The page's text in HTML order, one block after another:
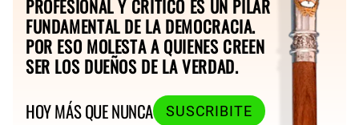
PROFESIONAL Y CRÍTICO ES UN PILAR
FUNDAMENTAL DE LA DEMOCRACIA.
POR ESO MOLESTA A QUIENES CREEN
SER LOS DUEÑOS DE LA VERDAD.
HOY MÁS QUE NUNCA
SUSCRIBITE